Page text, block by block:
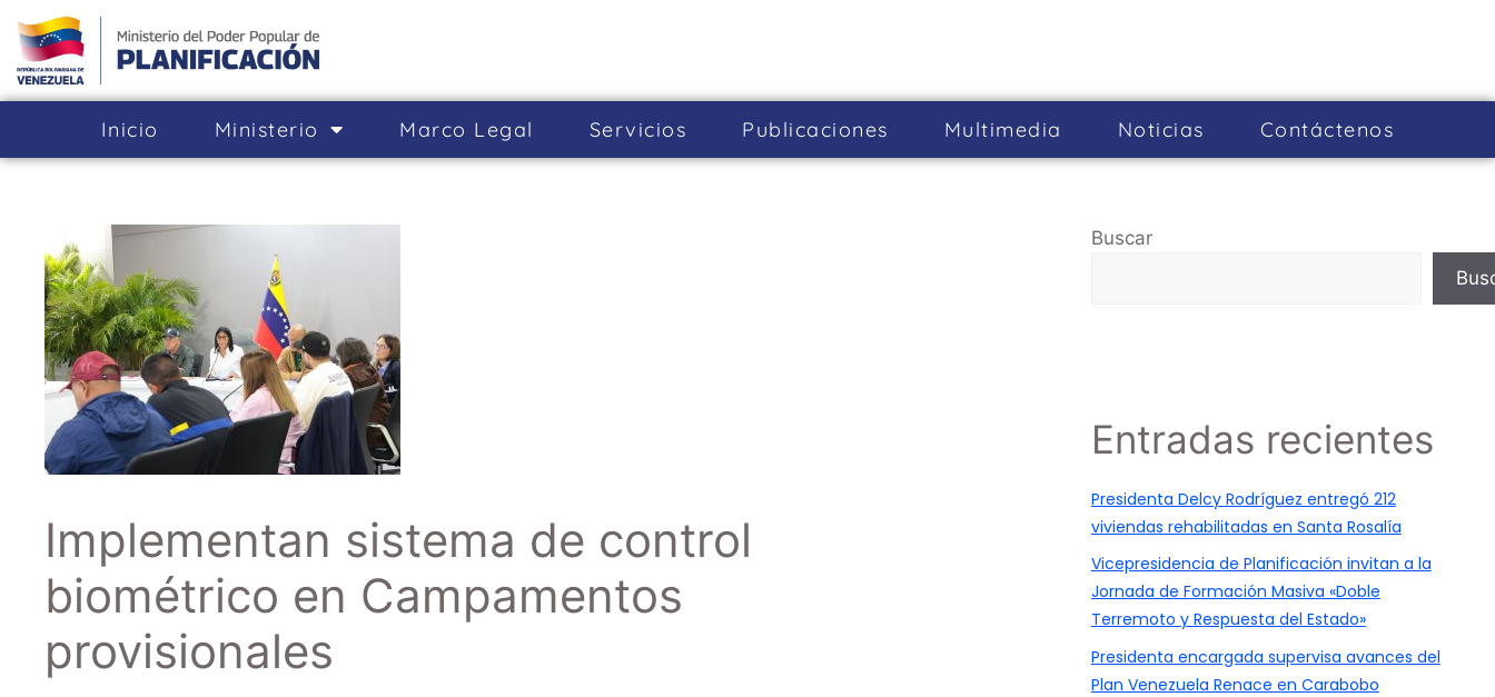
Inicio Ministerio Marco Legal Servicios Publicaciones Multimedia Noticias Cont­áctenos
Implementan sistema de control
biométrico en Campamentos
provisionales
Buscar
Entradas recientes
Presidenta Delcy Rodríguez entregó 212
viviendas rehabilitadas en Santa Rosalía
Vicepresidencia de Planificación invitan a la
Jornada de Formación Masiva «Doble
Terremoto y Respuesta del Estado»
Presidenta encargada supervisa avances del
Plan Venezuela Renace en Carabobo